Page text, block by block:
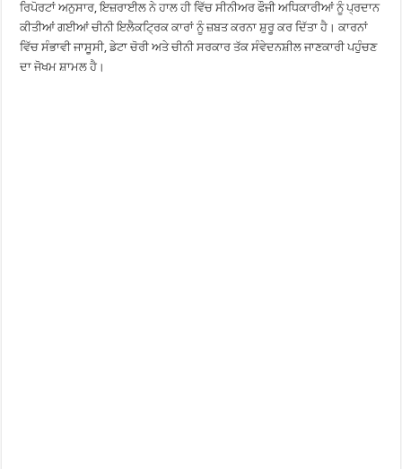
ਰਿਪੋਰਟਾਂ ਅਨੁਸਾਰ, ਇਜ਼ਰਾਈਲ ਨੇ ਹਾਲ ਹੀ ਵਿੱਚ ਸੀਨੀਅਰ ਫੌਜੀ ਅਧਿਕਾਰੀਆਂ ਨੂੰ ਪ੍ਰਦਾਨ
ਕੀਤੀਆਂ ਗਈਆਂ ਚੀਨੀ ਇਲੈਕਟ੍ਰਿਕ ਕਾਰਾਂ ਨੂੰ ਜ਼ਬਤ ਕਰਨਾ ਸ਼ੁਰੂ ਕਰ ਦਿੱਤਾ ਹੈ। ਕਾਰਨਾਂ
ਵਿੱਚ ਸੰਭਾਵੀ ਜਾਸੂਸੀ, ਡੇਟਾ ਚੋਰੀ ਅਤੇ ਚੀਨੀ ਸਰਕਾਰ ਤੱਕ ਸੰਵੇਦਨਸ਼ੀਲ ਜਾਣਕਾਰੀ ਪਹੁੰਚਣ
ਦਾ ਜੋਖਮ ਸ਼ਾਮਲ ਹੈ।